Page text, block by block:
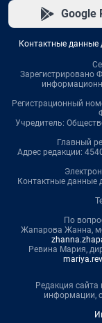
Google
Контактные данные
Зарегистрировано
Регистрационный
Учредитель:
Главный
Адрес редакции:
Контактные данные
По
Жапарова Жанна,
Ревина Мария,
Редакция сайта
информации,